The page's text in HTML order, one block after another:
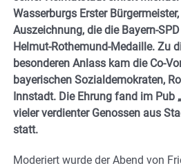
Wasserburgs Erster
Auszeichnung, die die Bayern-
Helmut-Rothemund-Medaille. Zu
besonderen Anlass kam die Co-
bayerischen Sozialdemokraten,
Innstadt. Die Ehrung fand im Pub
vieler verdienter Genossen aus
statt.
Moderiert wurde der Abend von